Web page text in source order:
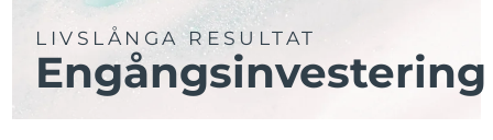
LIVSLÅNGA RESULTAT
Engångsinvestering